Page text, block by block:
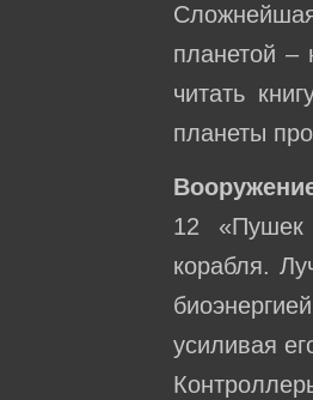
планетой –
читать
планеты
12 «Пушек
корабля.
усиливая